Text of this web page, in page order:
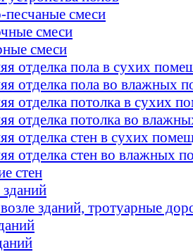
смеси
смеси
смеси
отделка пола в сухих
отделка пола во влажных
отделка потолка в сухих
отделка потолка во
отделка стен в сухих
отделка стен во влажных
стен
зданий, тротуарные